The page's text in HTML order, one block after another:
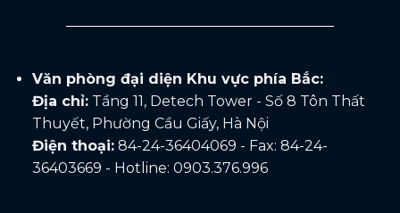
Văn phòng đại diện Khu vực phía Bắc:
Địa chỉ:Tầng 11, Detech Tower - Số 8 Tôn Thất
Thuyết, Phường Cầu Giấy, Hà Nội
Điện thoại:84-24-36404069 - Fax: 84-24-
36403669 - Hotline: 0903.376.996